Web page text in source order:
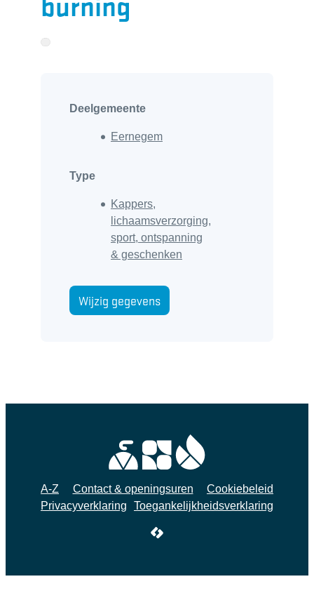
Deelgemeente
Eernegem
Type
Kappers,
lichaamsverzorging,
sport, ontspanning
& geschenken
Wijzig gegevens
A-Z Contact & openingsuren
Cookiebeleid
Privacyverklaring
Toegankelijkheidsverklaring
LCP nv 2026 ©